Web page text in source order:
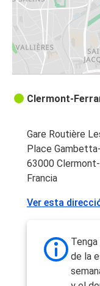
Clermont-
Gare Routière
Place
63000
Francia
Ver esta
de la